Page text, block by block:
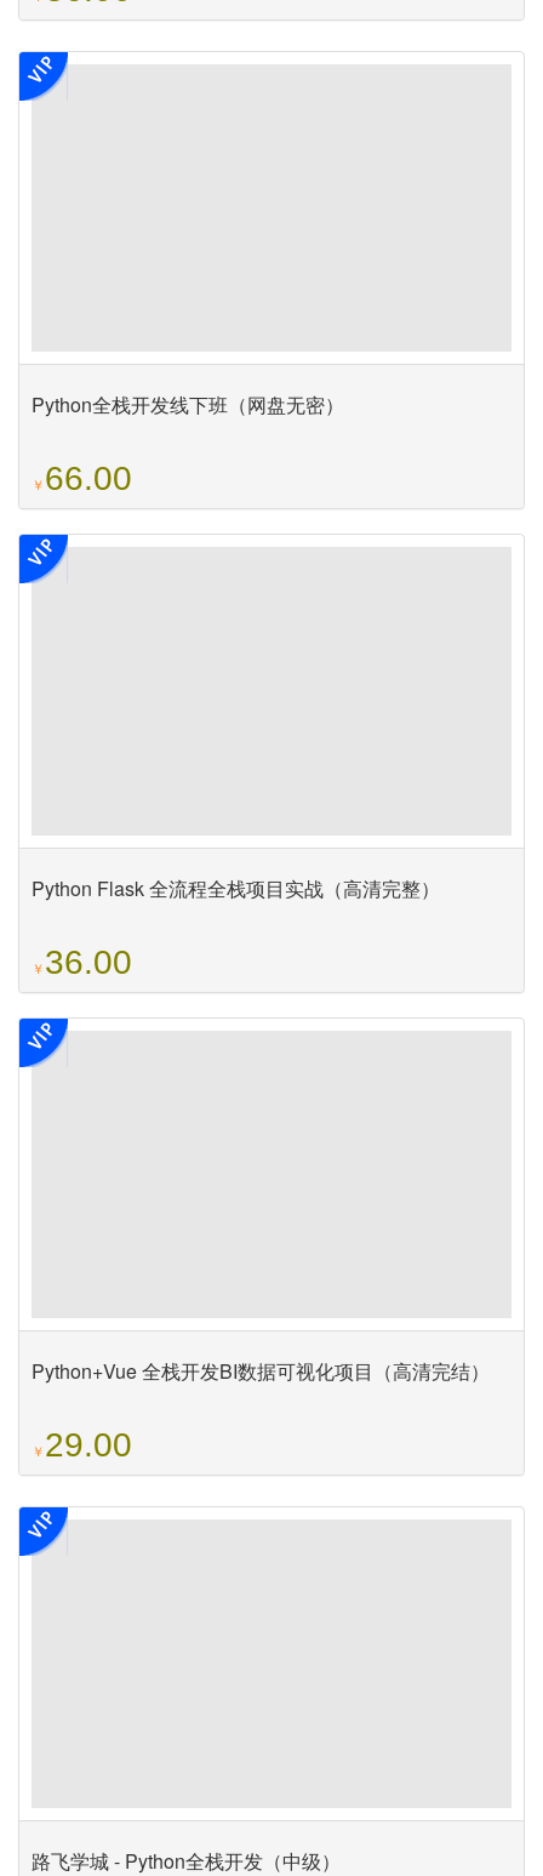
Python全栈开发线下班（网盘无密）
￥66.00
Python Flask 全流程全栈项目实战（高清完整）
￥36.00
Python+Vue 全栈开发BI数据可视化项目（高清完结）
￥29.00
路飞学城 - Python全栈开发（中级）